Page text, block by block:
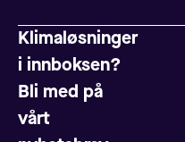
Klimaløsninger
i innboksen?
Bli med på
vårt